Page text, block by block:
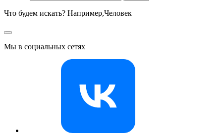
Что будем искать? Например,Человек
Мы в социальных сетях